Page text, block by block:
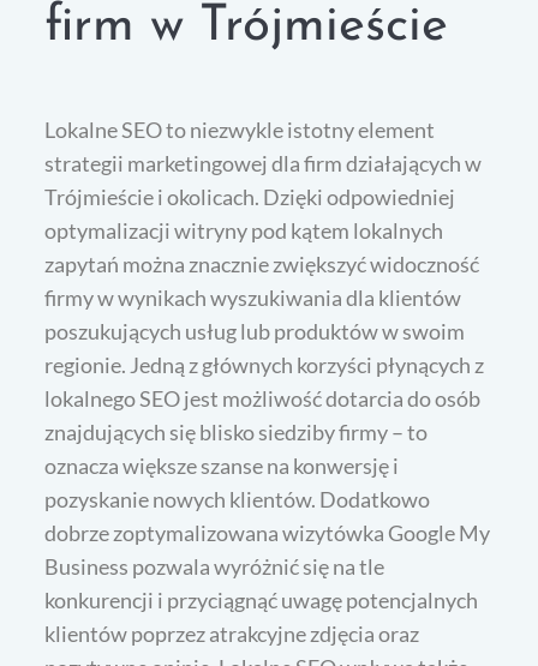
firm w Trójmieście
Lokalne SEO to niezwykle istotny element
strategii marketingowej dla firm działających w
Trójmieście i okolicach. Dzięki odpowiedniej
optymalizacji witryny pod kątem lokalnych
zapytań można znacznie zwiększyć widoczność
firmy w wynikach wyszukiwania dla klientów
poszukujących usług lub produktów w swoim
regionie. Jedną z głównych korzyści płynących z
lokalnego SEO jest możliwość dotarcia do osób
znajdujących się blisko siedziby firmy – to
oznacza większe szanse na konwersję i
pozyskanie nowych klientów. Dodatkowo
dobrze zoptymalizowana wizytówka Google My
Business pozwala wyróżnić się na tle
konkurencji i przyciągnąć uwagę potencjalnych
klientów poprzez atrakcyjne zdjęcia oraz